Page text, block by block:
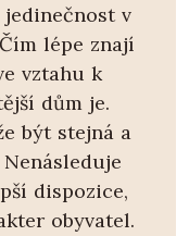
v
lépe znají
vztahu k
dům je.
být stejná a
dispozice,
obyvatel.